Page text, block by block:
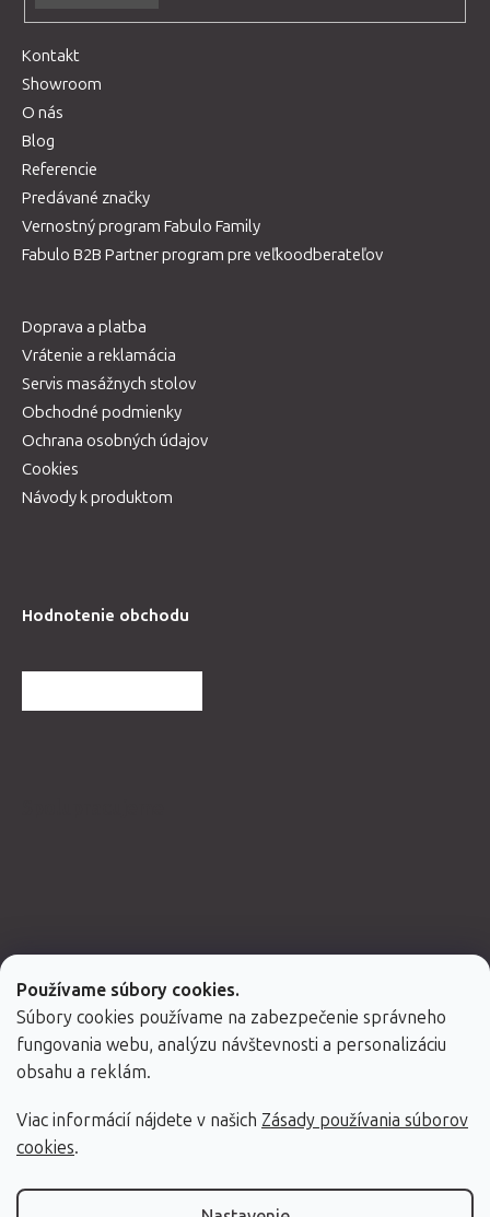
Používame súbory cookies.
Súbory cookies používame na zabezpečenie správneho
fungovania webu, analýzu návštevnosti a personalizáciu
obsahu a reklám.
Viac informácií nájdete v našich Zásady používania súborov
cookies.
Kontakt
Showroom
O nás
Blog
Referencie
Predávané značky
Vernostný program Fabulo Family
Fabulo B2B Partner program pre veľkoodberateľov
Doprava a platba
Vrátenie a reklamácia
Servis masážnych stolov
Obchodné podmienky
Ochrana osobných údajov
Cookies
Návody k produktom
Hodnotenie obchodu
Vytvoril Shoptet Premium